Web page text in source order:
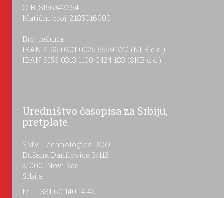
OIB: SI56342764
Matični broj: 2185016000
Broj računa:
IBAN SI56 0201 0025 5559 270 (NLB d.d.)
IBAN SI56 0313 1100 0424 183 (SKB d.d.)
Uredništvo časopisa za Srbiju,
pretplate
SMV Technologies DOO
Dušana Danilovića 3/112
21000 Novi Sad
Srbija
tel: +381 60 140 14 42